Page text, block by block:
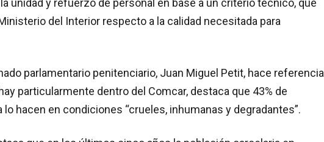
unidad y refuerzo de personal en base a un criterio técnico, que
del Interior respecto a la calidad necesitada para
parlamentario penitenciario, Juan Miguel Petit, hace referencia
particularmente dentro del Comcar, destaca que 43% de
hacen en condiciones “crueles, inhumanas y degradantes”.